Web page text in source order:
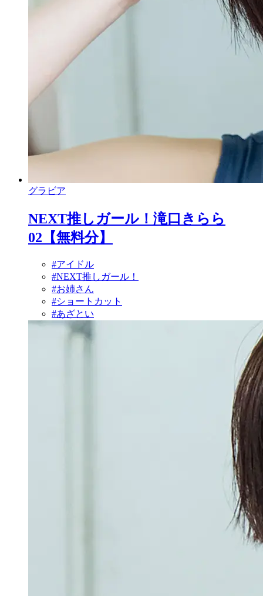
グラビア
NEXT推しガール！滝口きらら
02【無料分】
#アイドル
#NEXT推しガール！
#お姉さん
#ショートカット
#あざとい